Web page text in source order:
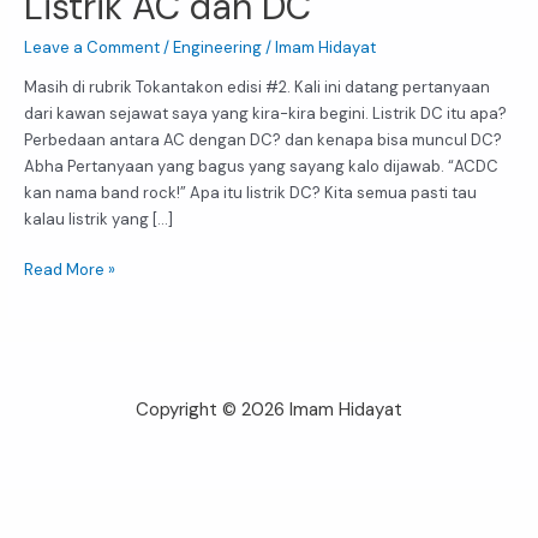
Leave a Comment/Engineering/Imam Hidayat
Masih di rubrik Tokantakon edisi #2. Kali ini datang pertanyaan
dari kawan sejawat saya yang kira-kira begini. Listrik DC itu apa?
Perbedaan antara AC dengan DC? dan kenapa bisa muncul DC?
Abha Pertanyaan yang bagus yang sayang kalo dijawab. “ACDC
kan nama band rock!” Apa itu listrik DC? Kita semua pasti tau
kalau listrik yang […]
Read More »
Copyright © 2026 Imam Hidayat